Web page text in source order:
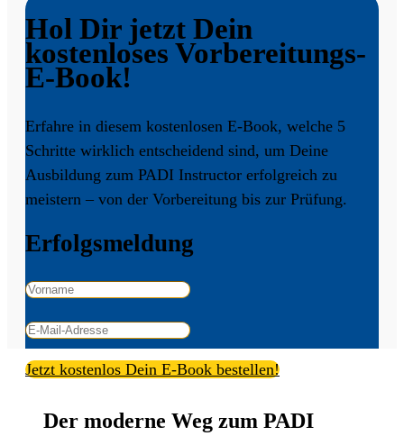
Hol Dir jetzt Dein
kostenloses Vorbereitungs-
E-Book!
Erfahre in diesem kostenlosen E-Book, welche 5
Schritte wirklich entscheidend sind, um Deine
Ausbildung zum PADI Instructor erfolgreich zu
meistern – von der Vorbereitung bis zur Prüfung.
Erfolgsmeldung
Jetzt kostenlos Dein E-Book bestellen!
Der moderne Weg zum PADI